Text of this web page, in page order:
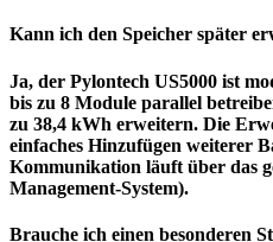
Kann ich den Speicher später
Ja, der Pylontech US5000 ist
bis zu 8 Module parallel
zu 38,4 kWh erweitern. Die
einfaches Hinzufügen weiterer
Kommunikation läuft über das
Management-System).
Brauche ich einen besonderen